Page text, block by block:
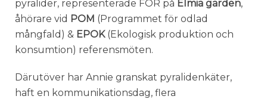
pyralider, representerade FOR på Elmia garden,
åhörare vid POM (Programmet för odlad
mångfald) & EPOK(Ekologisk produktion och
konsumtion) referensmöten.
Därutöver har Annie granskat pyralidenkäter,
haft en kommunikationsdag, flera